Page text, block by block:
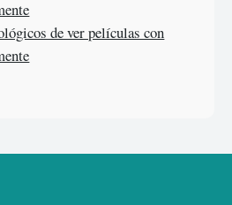
de ver películas con